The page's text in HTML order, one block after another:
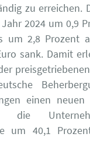
zu
2024 um 0,9
um 2,8 Prozent
sank. Damit
einen
die
um 40,1